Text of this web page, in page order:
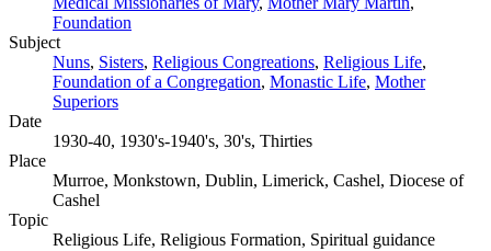
Foundation
Subject
Nuns, Sisters, Religious Congreations, Religious Life,
Foundation of a Congregation, Monastic Life, Mother
Superiors
Date
1930-40, 1930's-1940's, 30's, Thirties
Place
Murroe, Monkstown, Dublin, Limerick, Cashel, Diocese of
Cashel
Topic
Religious Life, Religious Formation, Spiritual guidance